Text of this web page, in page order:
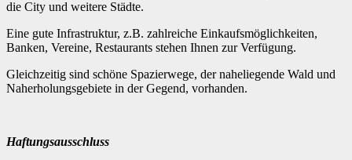
die City und weitere Städte.
Eine gute Infrastruktur, z.B. zahlreiche Einkaufsmöglichkeiten,
Banken, Vereine, Restaurants stehen Ihnen zur Verfügung.
Gleichzeitig sind schöne Spazierwege, der naheliegende Wald und
Naherholungsgebiete in der Gegend, vorhanden.
Haftungsausschluss